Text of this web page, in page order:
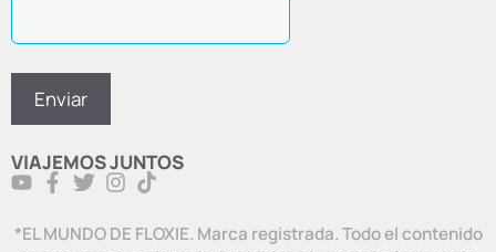
VIAJEMOS JUNTOS
*EL MUNDO DE FLOXIE. Marca registrada. Todo el contenido